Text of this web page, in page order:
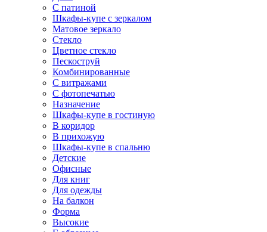
С патиной
Шкафы-купе с зеркалом
Матовое зеркало
Стекло
Цветное стекло
Пескоструй
Комбинированные
С витражами
С фотопечатью
Назначение
Шкафы-купе в гостиную
В коридор
В прихожую
Шкафы-купе в спальню
Детские
Офисные
Для книг
Для одежды
На балкон
Форма
Высокие